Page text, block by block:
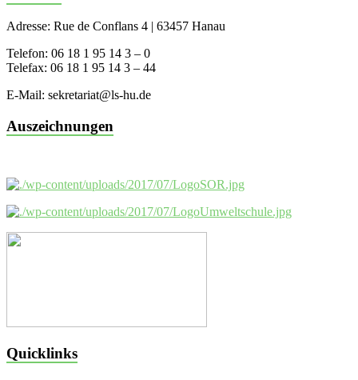
Adresse: Rue de Conflans 4 | 63457 Hanau
Telefon: 06 18 1 95 14 3 – 0
Telefax: 06 18 1 95 14 3 – 44
E-Mail: sekretariat@ls-hu.de
Auszeichnungen
Quicklinks